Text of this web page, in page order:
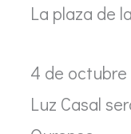
La plaza de
4 de octubre
Luz Casal